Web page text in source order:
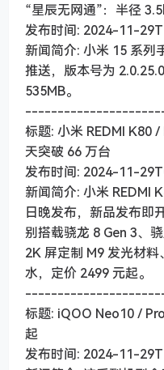
“星辰无网通”：半径
发布时间: 2024-11-
新闻简介: 小米 15 系列
推送，版本号为
535MB。
标题: 小米 REDMI K80
天突破 66 万台
发布时间: 2024-11-
新闻简介: 小米 REDMI
日晚发布，新品发布即
别搭载骁龙 8 Gen 3、
2K 屏定制 M9 发光材
水，定价 2499 元起。
标题: iQOO Neo10 /
起
发布时间: 2024-11-